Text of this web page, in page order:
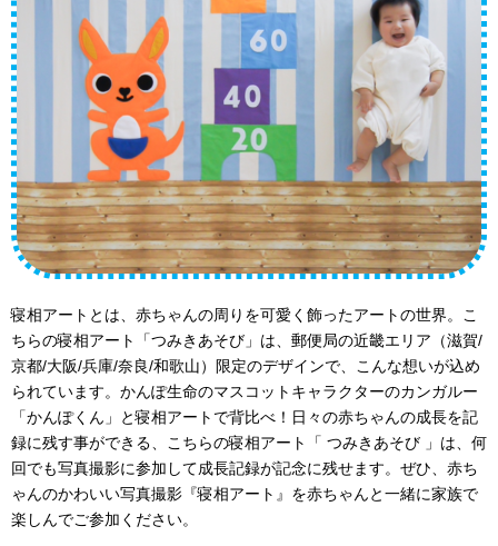
寝相アートとは、赤ちゃんの周りを可愛く飾ったアートの世界。こ
ちらの寝相アート「つみきあそび」は、郵便局の近畿エリア（滋賀/
京都/大阪/兵庫/奈良/和歌山）限定のデザインで、こんな想いが込め
られています。かんぽ生命のマスコットキャラクターのカンガルー
「かんぽくん」と寝相アートで背比べ！日々の赤ちゃんの成長を記
録に残す事ができる、こちらの寝相アート「 つみきあそび 」は、何
回でも写真撮影に参加して成長記録が記念に残せます。ぜひ、赤ち
ゃんのかわいい写真撮影『寝相アート』を赤ちゃんと一緒に家族で
楽しんでご参加ください。